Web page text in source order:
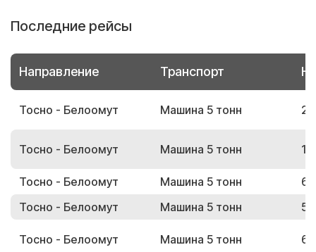
Последние рейсы
Направление Транспорт
Тосно - Белоомут Машина 5 тонн
Тосно - Белоомут Машина 5 тонн
Тосно - Белоомут Машина 5 тонн
Тосно - Белоомут
Машина 5 тонн
Тосно - Белоомут Машина 5 тонн